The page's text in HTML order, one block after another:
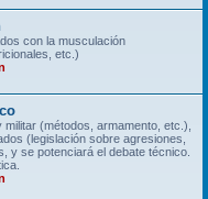
con la musculación
etc.)
(métodos, armamento, etc.),
(legislación sobre agresiones,
y se potenciará el debate técnico.